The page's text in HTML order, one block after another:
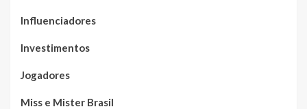
Influenciadores
Investimentos
Jogadores
Miss e Mister Brasil